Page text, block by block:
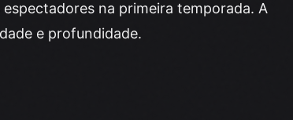
na primeira temporada. A
e profundidade.